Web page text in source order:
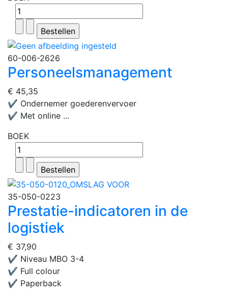
60-006-2626
Personeelsmanagement
€ 45,35
✔ Ondernemer goederenvervoer
✔ Met online ...
BOEK
35-050-0223
Prestatie-indicatoren in de
logistiek
€ 37,90
✔ Niveau MBO 3-4
✔ Full colour
✔ Paperback